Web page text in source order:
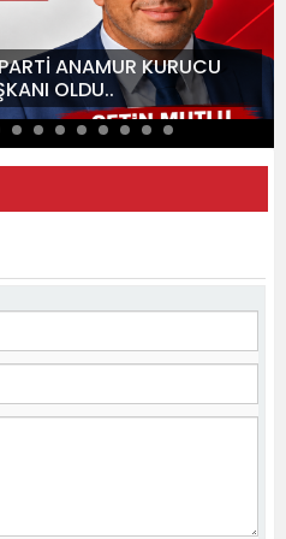
ANAMUR KURUCU
OLDU..